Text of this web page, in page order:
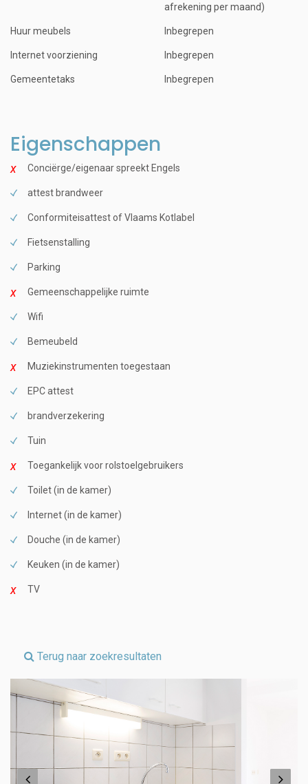
afrekening per maand)
Huur meubels Inbegrepen
Internet voorziening Inbegrepen
Gemeentetaks Inbegrepen
Eigenschappen
Conciërge/eigenaar spreekt Engels
attest brandweer
Conformiteisattest of Vlaams Kotlabel
Fietsenstalling
Parking
Gemeenschappelijke ruimte
Wifi
Bemeubeld
Muziekinstrumenten toegestaan
EPC attest
brandverzekering
Tuin
Toegankelijk voor rolstoelgebruikers
Toilet (in de kamer)
Internet (in de kamer)
Douche (in de kamer)
Keuken (in de kamer)
TV
Terug naar zoekresultaten